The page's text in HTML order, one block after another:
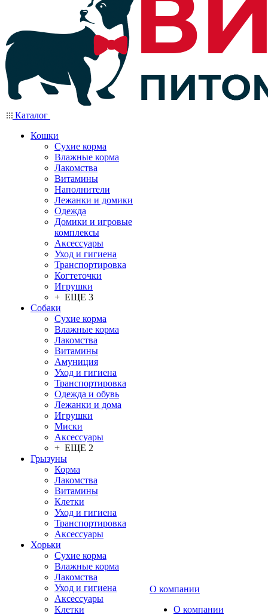
Каталог
Кошки
Сухие корма
Влажные корма
Лакомства
Витамины
Наполнители
Лежанки и домики
Одежда
Домики и игровые
комплексы
Аксессуары
Уход и гигиена
Транспортировка
Когтеточки
Игрушки
+ ЕЩЕ 3
Собаки
Сухие корма
Влажные корма
Лакомства
Витамины
Амуниция
Уход и гигиена
Транспортировка
Одежда и обувь
Лежанки и дома
Игрушки
Миски
Аксессуары
+ ЕЩЕ 2
Грызуны
Корма
Лакомства
Витамины
Клетки
Уход и гигиена
Транспортировка
Аксессуары
Хорьки
Сухие корма
Влажные корма
Лакомства
Уход и гигиена
Аксессуары
Клетки
О компании
О компании